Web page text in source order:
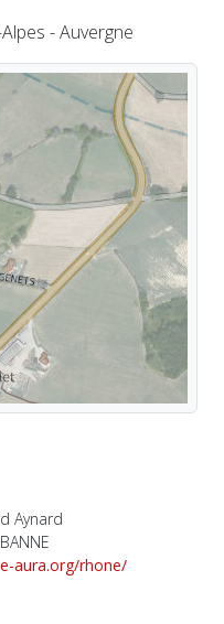
- Auvergne
Aynard
aura.org/rhone/